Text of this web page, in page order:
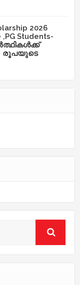
2026
Students-
രൂപയുടെ